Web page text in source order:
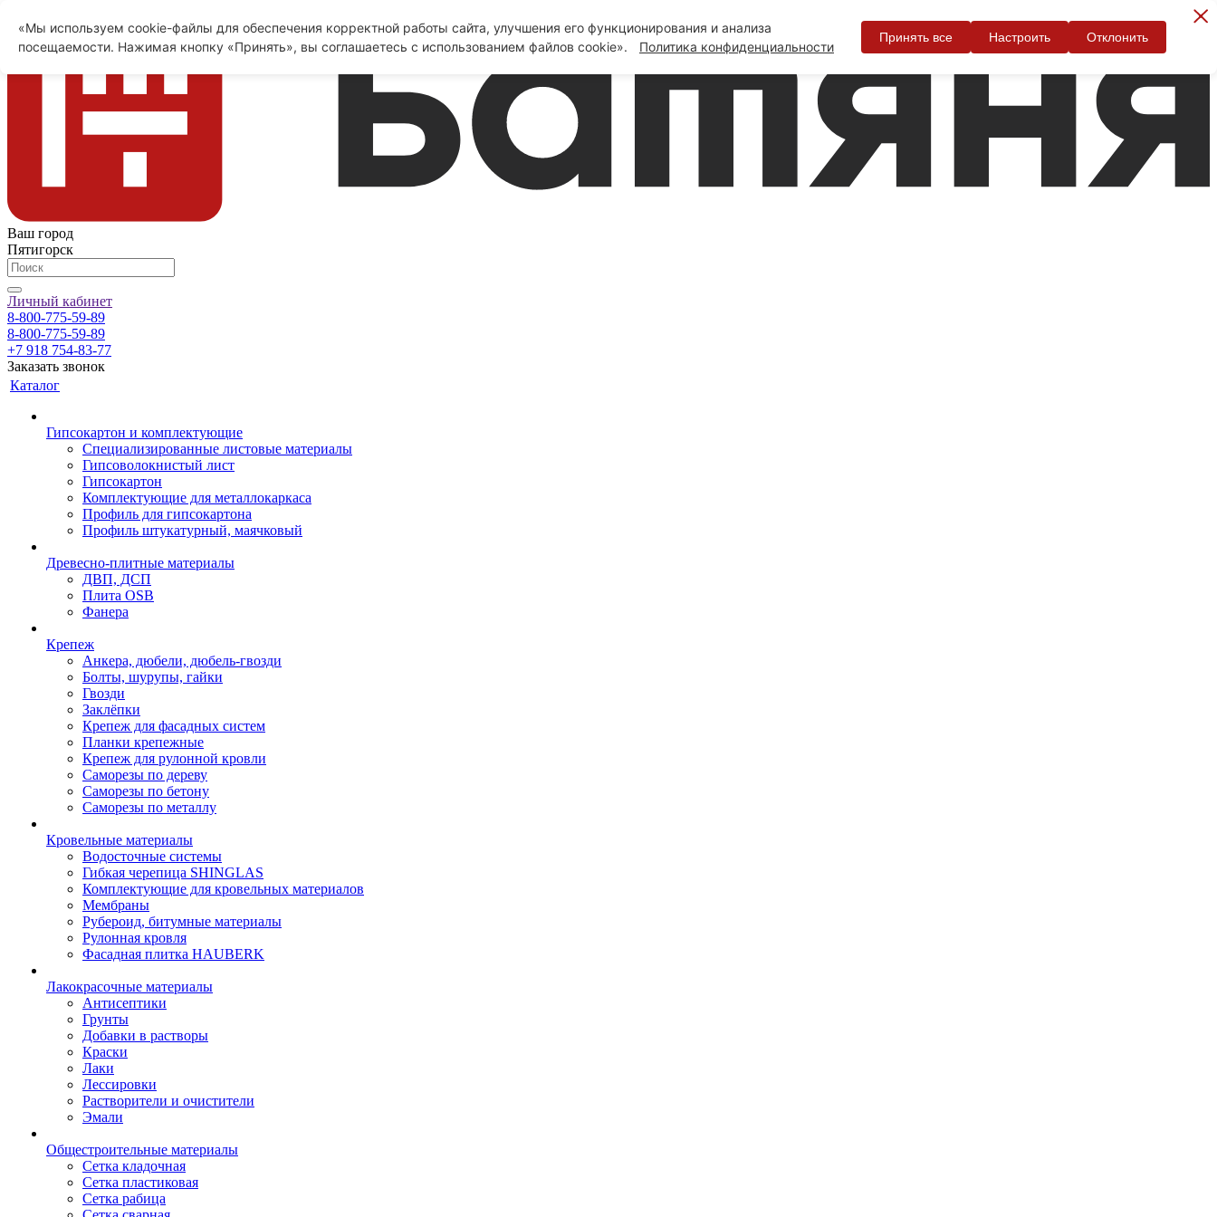
Ваш город
Пятигорск
Личный кабинет
8-800-775-59-89
8-800-775-59-89
+7 918 754-83-77
Заказать звонок
Каталог
Гипсокартон и комплектующие
Специализированные листовые материалы
Гипсоволокнистый лист
Гипсокартон
Комплектующие для металлокаркаса
Профиль для гипсокартона
Профиль штукатурный, маячковый
Древесно-плитные материалы
ДВП, ДСП
Плита OSB
Фанера
Крепеж
Анкера, дюбели, дюбель-гвозди
Болты, шурупы, гайки
Гвозди
Заклёпки
Крепеж для фасадных систем
Планки крепежные
Крепеж для рулонной кровли
Саморезы по дереву
Саморезы по бетону
Саморезы по металлу
Кровельные материалы
Водосточные системы
Гибкая черепица SHINGLAS
Комплектующие для кровельных материалов
Мембраны
Рубероид, битумные материалы
Рулонная кровля
Фасадная плитка HAUBERK
Лакокрасочные материалы
Антисептики
Грунты
Добавки в растворы
Краски
Лаки
Лессировки
Растворители и очистители
Эмали
Общестроительные материалы
Сетка кладочная
Сетка пластиковая
Сетка рабица
«Мы используем cookie-файлы для обеспечения корректной работы сайта, улучшения его функционирования и анализа
посещаемости. Нажимая кнопку «Принять», вы соглашаетесь с использованием файлов cookie».
Политика конфиденциальности
Принять все Настроить Отклонить